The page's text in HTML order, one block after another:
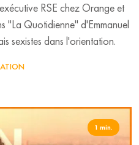
RSE chez Orange et
"La Quotidienne" d'Emmanuel
sexistes dans l'orientation.
1 min.